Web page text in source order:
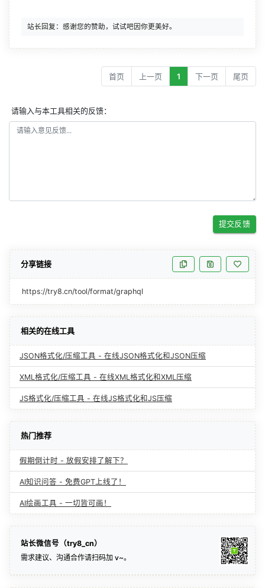
首页 上一页 1 下一页 尾页
请输入与本工具相关的反馈：
提交反馈
分享链接
https://try8.cn/tool/format/graphql
相关的在线工具
JSON格式化/压缩工具 - 在线JSON格式化和JSON压缩
XML格式化/压缩工具 - 在线XML格式化和XML压缩
JS格式化/压缩工具 - 在线JS格式化和JS压缩
热门推荐
假期倒计时 - 放假安排了解下？
AI知识问答 - 免费GPT上线了！
AI绘画工具 - 一切皆可画！
站长微信号（try8_cn）
需求建议、沟通合作请扫码加 v~。